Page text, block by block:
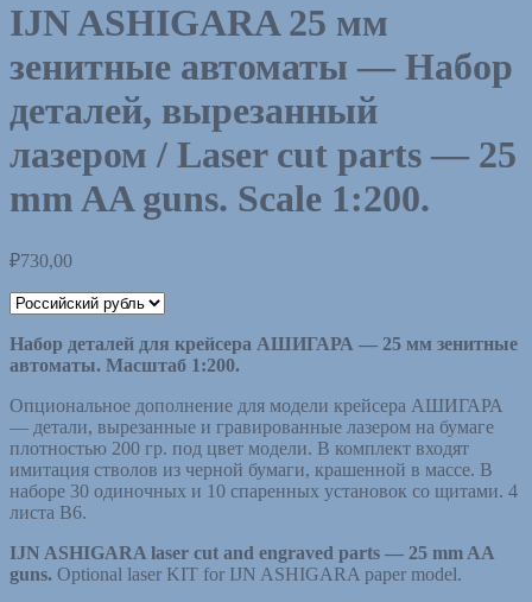
IJN ASHIGARA 25 мм
зенитные автоматы — Набор
деталей, вырезанный
лазером / Laser cut parts — 25
mm AA guns. Scale 1:200.
₽730,00
Набор деталей для крейсера АШИГАРА — 25 мм зенитные
автоматы. Масштаб 1:200.
Опциональное дополнение для модели крейсера АШИГАРА
— детали, вырезанные и гравированные лазером на бумаге
плотностью 200 гр. под цвет модели. В комплект входят
имитация стволов из черной бумаги, крашенной в массе. В
наборе 30 одиночных и 10 спаренных установок со щитами. 4
листа B6.
IJN ASHIGARA laser cut and engraved parts — 25 mm AA
guns. Optional laser KIT for IJN ASHIGARA paper model.